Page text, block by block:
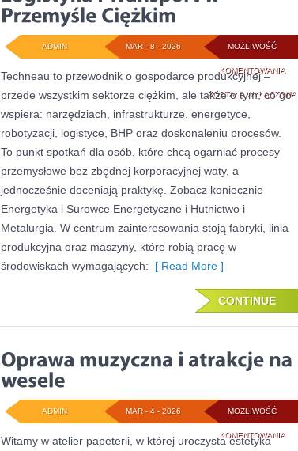
MOŻLIWOŚĆ
KOMENTOWANIA
I
ZOSTAŁA WYŁĄCZONA
MAR - 8 - 2026
ADMIN
Techneau to przewodnik o gospodarce produkcyjnej –
przede wszystkim sektorze ciężkim, ale także o tym, co go
wspiera: narzędziach, infrastrukturze, energetyce,
robotyzacji, logistyce, BHP oraz doskonaleniu procesów.
To punkt spotkań dla osób, które chcą ogarniać procesy
przemysłowe bez zbędnej korporacyjnej waty, a
jednocześnie doceniają praktykę. Zobacz koniecznie
Energetyka i Surowce Energetyczne i Hutnictwo i
Metalurgia. W centrum zainteresowania stoją fabryki, linia
produkcyjna oraz maszyny, które robią pracę w
środowiskach wymagających: [ Read More ]
CONTINUE
MOŻLIWOŚĆ
KOMENTOWANIA
MAR - 4 - 2026
ADMIN
Witamy w atelier papeterii, w której uroczysta estetyka